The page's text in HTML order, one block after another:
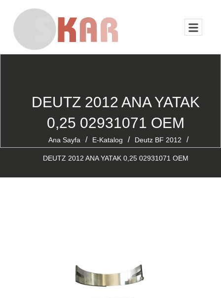
DEUTZ 2012 ANA YATAK
0,25 02931071 OEM
Ana Sayfa / E-Katalog / Deutz BF 2012 /
DEUTZ 2012 ANA YATAK 0,25 02931071 OEM